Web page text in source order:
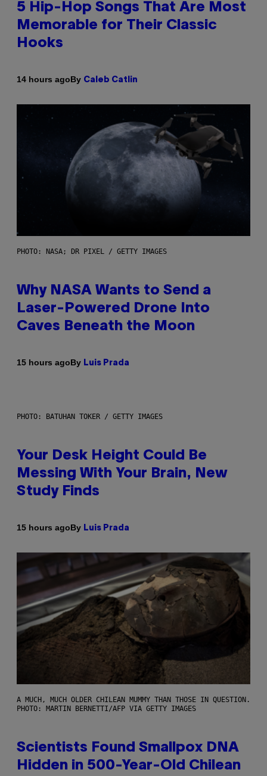
5 Hip-Hop Songs That Are Most
Memorable for Their Classic
Hooks
14 hours agoBy Caleb Catlin
PHOTO: NASA; DR PIXEL / GETTY IMAGES
Why NASA Wants to Send a
Laser-Powered Drone Into
Caves Beneath the Moon
15 hours agoBy Luis Prada
PHOTO: BATUHAN TOKER / GETTY IMAGES
Your Desk Height Could Be
Messing With Your Brain, New
Study Finds
15 hours agoBy Luis Prada
A MUCH, MUCH OLDER CHILEAN MUMMY THAN THOSE IN QUESTION.
PHOTO: MARTIN BERNETTI/AFP VIA GETTY IMAGES
Scientists Found Smallpox DNA
Hidden in 500-Year-Old Chilean